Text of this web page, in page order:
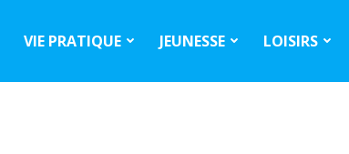
VIE PRATIQUE JEUNESSE LOISIRS